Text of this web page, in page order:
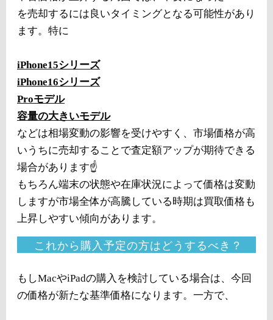
を売却するには良いタイミングとなる可能性があり
ます。特に
iPhone15シリーズ
iPhone16シリーズ
Proモデル
容量の大きいモデル
などは相場変動の影響を受けやすく、市場価格が高
いうちに売却することで査定額アップが期待できる
場合があります☝️
もちろん端末の状態や在庫状況によって価格は変動
しますが市場全体が高騰している時期は買取価格も
上昇しやすい傾向があります。
これから購入予定の方はどうするべき？
もしMacやiPadの購入を検討している場合は、今回
の価格が新たな基準価格になります。一方で、